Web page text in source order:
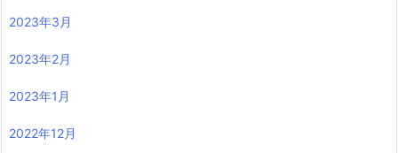
2023年3月
2023年2月
2023年1月
2022年12月